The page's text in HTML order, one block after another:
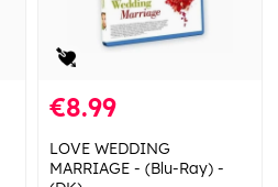
€8.99
LOVE WEDDING
MARRIAGE - (Blu-Ray) -